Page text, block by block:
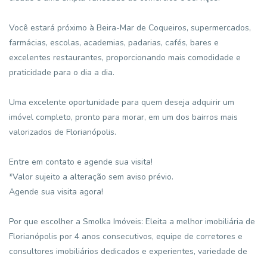
Você estará próximo à Beira-Mar de Coqueiros, supermercados,
farmácias, escolas, academias, padarias, cafés, bares e
excelentes restaurantes, proporcionando mais comodidade e
praticidade para o dia a dia.
Uma excelente oportunidade para quem deseja adquirir um
imóvel completo, pronto para morar, em um dos bairros mais
valorizados de Florianópolis.
Entre em contato e agende sua visita!
*Valor sujeito a alteração sem aviso prévio.
Agende sua visita agora!
Por que escolher a Smolka Imóveis: Eleita a melhor imobiliária de
Florianópolis por 4 anos consecutivos, equipe de corretores e
consultores imobiliários dedicados e experientes, variedade de